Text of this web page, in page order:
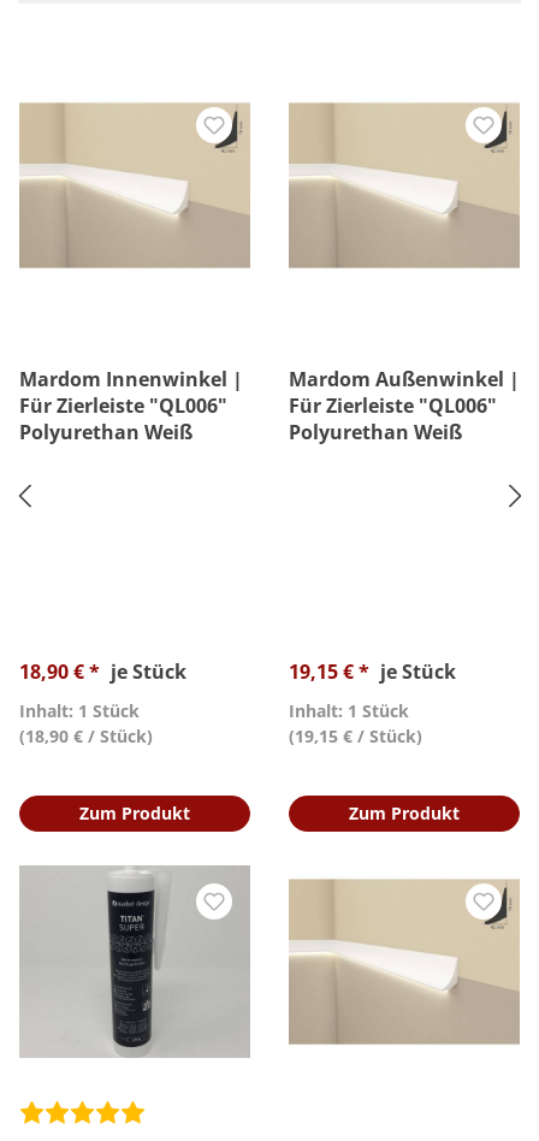
Mardom Innenwinkel |
Für Zierleiste "QL006"
Polyurethan Weiß
18,90 € * je Stück
Inhalt: 1 Stück
(18,90 € / Stück)
Zum Produkt
Mardom Außenwinkel |
Für Zierleiste "QL006"
Polyurethan Weiß
19,15 € * je Stück
Inhalt: 1 Stück
(19,15 € / Stück)
Zum Produkt